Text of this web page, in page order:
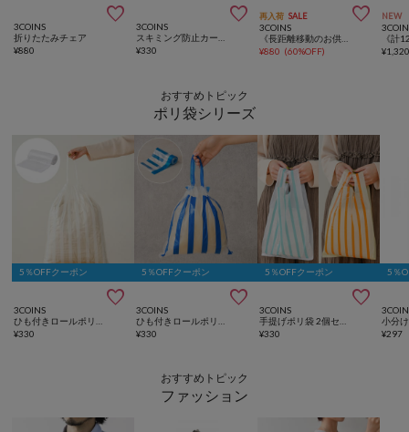

3COINS
折りたたみチェア
¥880

3COINS
¥330
再入荷 SALE 
3COINS
《長距離移動のお供に》ポータブルトイレ／KIDS
¥880 (60%OFF)
NEW
¥
おすすめトピック
ポリ袋シリーズ
5％OFFクーポン

3COINS
¥330
5％OFFクーポン

3COINS
¥330
5％OFFクーポン

3COINS
¥330
5％
¥297
おすすめトピック
ファッション